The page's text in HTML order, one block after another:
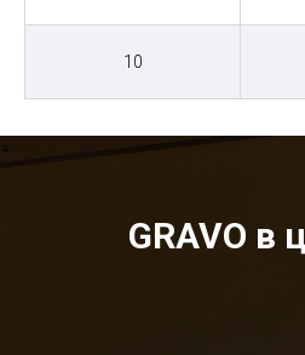
10
GRAVO в